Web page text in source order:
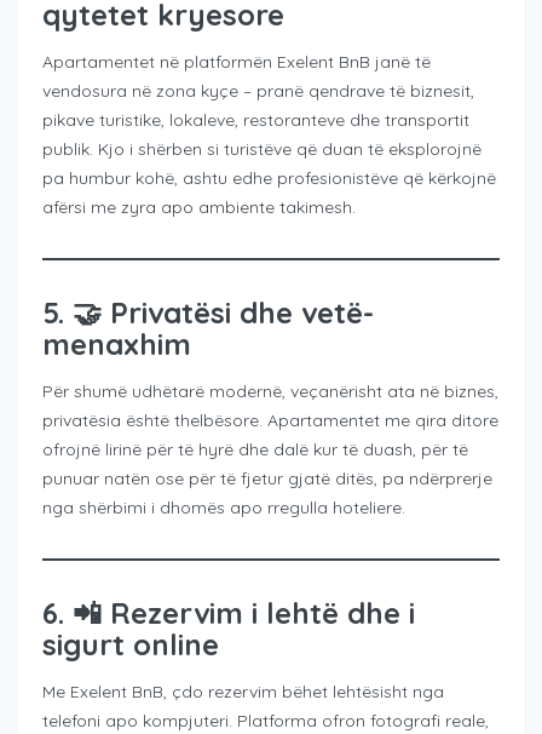
qytetet kryesore
Apartamentet në platformën Exelent BnB janë të
vendosura në zona kyçe – pranë qendrave të biznesit,
pikave turistike, lokaleve, restoranteve dhe transportit
publik. Kjo i shërben si turistëve që duan të eksplorojnë
pa humbur kohë, ashtu edhe profesionistëve që kërkojnë
afërsi me zyra apo ambiente takimesh.
5. 🤝 Privatësi dhe vetë-
menaxhim
Për shumë udhëtarë modernë, veçanërisht ata në biznes,
privatësia është thelbësore. Apartamentet me qira ditore
ofrojnë lirinë për të hyrë dhe dalë kur të duash, për të
punuar natën ose për të fjetur gjatë ditës, pa ndërprerje
nga shërbimi i dhomës apo rregulla hoteliere.
6. 📲 Rezervim i lehtë dhe i
sigurt online
Me Exelent BnB, çdo rezervim bëhet lehtësisht nga
telefoni apo kompjuteri. Platforma ofron fotografi reale,